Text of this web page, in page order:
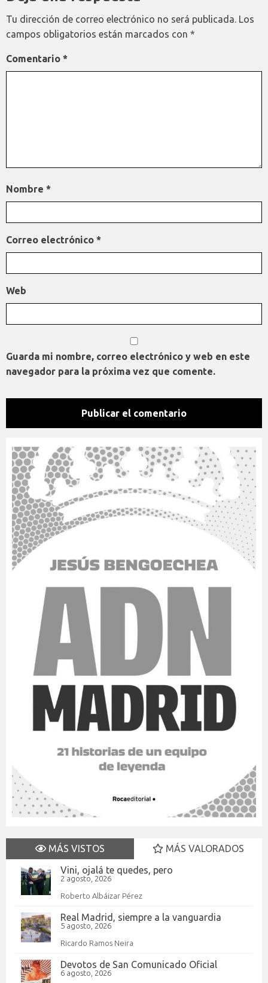
Tu dirección de correo electrónico no será publicada. Los
campos obligatorios están marcados con *
Comentario *
Nombre *
Correo electrónico *
Web
Guarda mi nombre, correo electrónico y web en este
navegador para la próxima vez que comente.
MÁS VISTOS
MÁS VALORADOS
Vini, ojalá te quedes, pero
2 agosto, 2026
Roberto Albáizar Pérez
Real Madrid, siempre a la vanguardia
5 agosto, 2026
Ricardo Ramos Neira
Devotos de San Comunicado Oficial
6 agosto, 2026